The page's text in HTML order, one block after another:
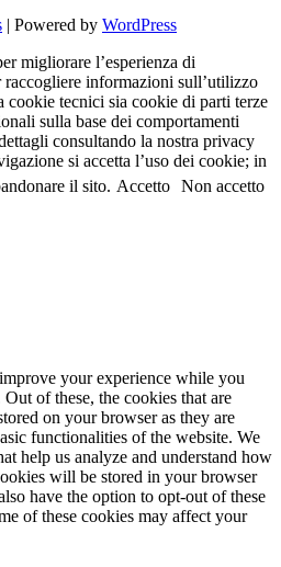
| Powered by WordPress
migliorare l’esperienza di
informazioni sull’utilizzo
cookie tecnici sia cookie di parti terze
sulla base dei comportamenti
consultando la nostra privacy
si accetta l’uso dei cookie; in
il sito. Accetto Non accetto
your experience while you
of these, the cookies that are
on your browser as they are
functionalities of the website. We
help us analyze and understand how
will be stored in your browser
have the option to opt-out of these
of these cookies may affect your